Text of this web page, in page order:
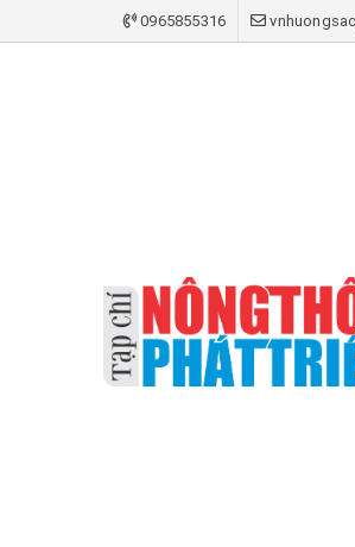
0965855316